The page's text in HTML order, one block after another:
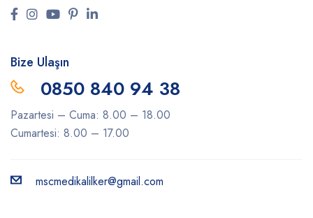
Bize Ulaşın
0850 840 94 38
Pazartesi – Cuma: 8.00 – 18.00
Cumartesi: 8.00 – 17.00
mscmedikalilker@gmail.com